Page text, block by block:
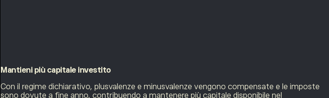
Mantieni più capitale investito
Con il regime dichiarativo, plusvalenze e minusvalenze vengono compensate e le imposte
sono dovute a fine anno, contribuendo a mantenere più capitale disponibile nel